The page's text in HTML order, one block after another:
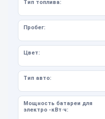
Тип топлива:
Пробег:
Цвет:
Тип авто:
Мощность батареи для
электро -кВт·ч: